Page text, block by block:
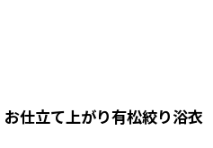
お仕立て上がり有松絞り浴